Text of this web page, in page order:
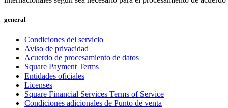
general
Condiciones del servicio
Aviso de privacidad
Acuerdo de procesamiento de datos
Square Payment Terms
Entidades oficiales
Licenses
Square Financial Services Terms of Service
Condiciones adicionales de Punto de venta